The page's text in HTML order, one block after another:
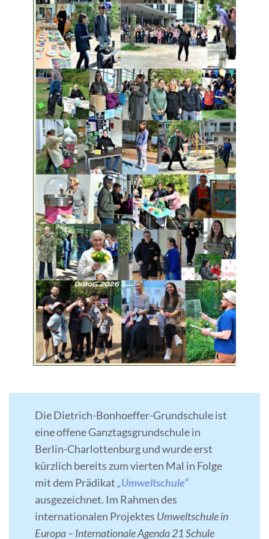
Die Dietrich-Bonhoeffer-Grundschule ist
eine offene Ganztagsgrundschule in
Berlin-Charlottenburg und wurde erst
kürzlich bereits zum vierten Mal in Folge
mit dem Prädikat„Umweltschule“
ausgezeichnet. Im Rahmen des
internationalen Projektes Umweltschule in
Europa – Internationale Agenda 21 Schule